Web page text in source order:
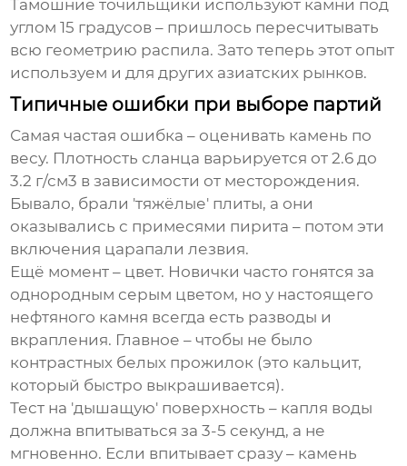
Тамошние точильщики используют камни под
углом 15 градусов – пришлось пересчитывать
всю геометрию распила. Зато теперь этот опыт
используем и для других азиатских рынков.
Типичные ошибки при выборе партий
Самая частая ошибка – оценивать камень по
весу. Плотность сланца варьируется от 2.6 до
3.2 г/см3 в зависимости от месторождения.
Бывало, брали 'тяжёлые' плиты, а они
оказывались с примесями пирита – потом эти
включения царапали лезвия.
Ещё момент – цвет. Новички часто гонятся за
однородным серым цветом, но у настоящего
нефтяного камня всегда есть разводы и
вкрапления. Главное – чтобы не было
контрастных белых прожилок (это кальцит,
который быстро выкрашивается).
Тест на 'дышащую' поверхность – капля воды
должна впитываться за 3-5 секунд, а не
мгновенно. Если впитывает сразу – камень